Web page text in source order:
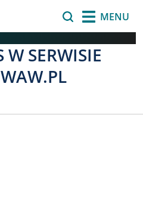
MENU
SERWISIE